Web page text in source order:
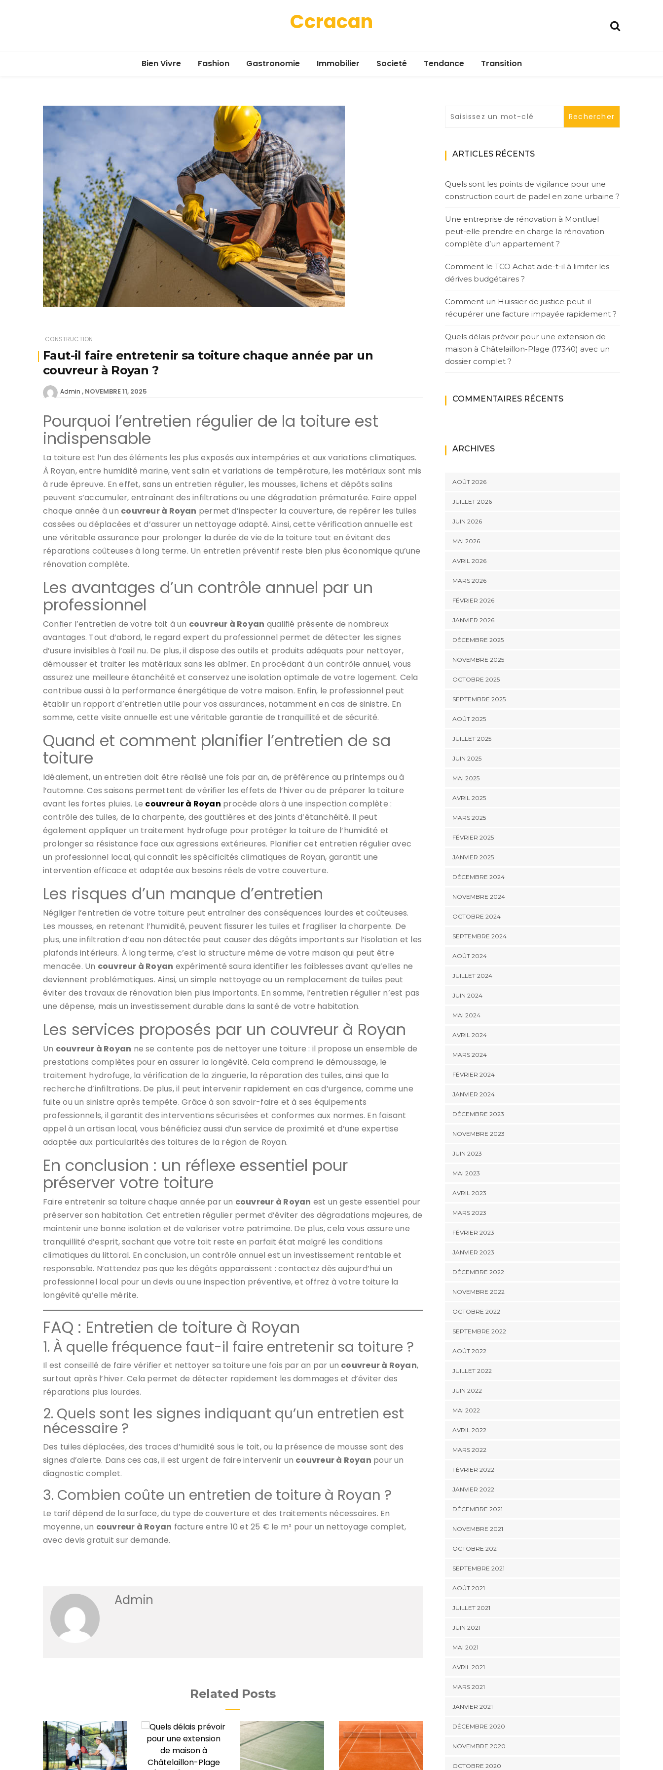
Ccracan
Bien Vivre Fashion Gastronomie Immobilier Societé Tendance Transition
CONSTRUCTION
Faut-il faire entretenir sa toiture chaque année par un
couvreur à Royan ?
Admin NOVEMBRE 11, 2025
Pourquoi l’entretien régulier de la toiture est
indispensable
La toiture est l’un des éléments les plus exposés aux intempéries et aux variations climatiques.
À Royan, entre humidité marine, vent salin et variations de température, les matériaux sont mis
à rude épreuve. En effet, sans un entretien régulier, les mousses, lichens et dépôts salins
peuvent s’accumuler, entraînant des infiltrations ou une dégradation prématurée. Faire appel
chaque année à un couvreur à Royan permet d’inspecter la couverture, de repérer les tuiles
cassées ou déplacées et d’assurer un nettoyage adapté. Ainsi, cette vérification annuelle est
une véritable assurance pour prolonger la durée de vie de la toiture tout en évitant des
réparations coûteuses à long terme. Un entretien préventif reste bien plus économique qu’une
rénovation complète.
Les avantages d’un contrôle annuel par un
professionnel
Confier l’entretien de votre toit à un couvreur à Royan qualifié présente de nombreux
avantages. Tout d’abord, le regard expert du professionnel permet de détecter les signes
d’usure invisibles à l’œil nu. De plus, il dispose des outils et produits adéquats pour nettoyer,
démousser et traiter les matériaux sans les abîmer. En procédant à un contrôle annuel, vous
assurez une meilleure étanchéité et conservez une isolation optimale de votre logement. Cela
contribue aussi à la performance énergétique de votre maison. Enfin, le professionnel peut
établir un rapport d’entretien utile pour vos assurances, notamment en cas de sinistre. En
somme, cette visite annuelle est une véritable garantie de tranquillité et de sécurité.
Quand et comment planifier l’entretien de sa
toiture
Idéalement, un entretien doit être réalisé une fois par an, de préférence au printemps ou à
l’automne. Ces saisons permettent de vérifier les effets de l’hiver ou de préparer la toiture
avant les fortes pluies. Le couvreur à Royan procède alors à une inspection complète :
contrôle des tuiles, de la charpente, des gouttières et des joints d’étanchéité. Il peut
également appliquer un traitement hydrofuge pour protéger la toiture de l’humidité et
prolonger sa résistance face aux agressions extérieures. Planifier cet entretien régulier avec
un professionnel local, qui connaît les spécificités climatiques de Royan, garantit une
intervention efficace et adaptée aux besoins réels de votre couverture.
Les risques d’un manque d’entretien
Négliger l’entretien de votre toiture peut entraîner des conséquences lourdes et coûteuses.
Les mousses, en retenant l’humidité, peuvent fissurer les tuiles et fragiliser la charpente. De
plus, une infiltration d’eau non détectée peut causer des dégâts importants sur l’isolation et les
plafonds intérieurs. À long terme, c’est la structure même de votre maison qui peut être
menacée. Un couvreur à Royan expérimenté saura identifier les faiblesses avant qu’elles ne
deviennent problématiques. Ainsi, un simple nettoyage ou un remplacement de tuiles peut
éviter des travaux de rénovation bien plus importants. En somme, l’entretien régulier n’est pas
une dépense, mais un investissement durable dans la santé de votre habitation.
Les services proposés par un couvreur à Royan
Un couvreur à Royan ne se contente pas de nettoyer une toiture : il propose un ensemble de
prestations complètes pour en assurer la longévité. Cela comprend le démoussage, le
traitement hydrofuge, la vérification de la zinguerie, la réparation des tuiles, ainsi que la
recherche d’infiltrations. De plus, il peut intervenir rapidement en cas d’urgence, comme une
fuite ou un sinistre après tempête. Grâce à son savoir-faire et à ses équipements
professionnels, il garantit des interventions sécurisées et conformes aux normes. En faisant
appel à un artisan local, vous bénéficiez aussi d’un service de proximité et d’une expertise
adaptée aux particularités des toitures de la région de Royan.
En conclusion : un réflexe essentiel pour
préserver votre toiture
Faire entretenir sa toiture chaque année par un couvreur à Royan est un geste essentiel pour
préserver son habitation. Cet entretien régulier permet d’éviter des dégradations majeures, de
maintenir une bonne isolation et de valoriser votre patrimoine. De plus, cela vous assure une
tranquillité d’esprit, sachant que votre toit reste en parfait état malgré les conditions
climatiques du littoral. En conclusion, un contrôle annuel est un investissement rentable et
responsable. N’attendez pas que les dégâts apparaissent : contactez dès aujourd’hui un
professionnel local pour un devis ou une inspection préventive, et offrez à votre toiture la
longévité qu’elle mérite.
FAQ : Entretien de toiture à Royan
1. À quelle fréquence faut-il faire entretenir sa toiture ?
Il est conseillé de faire vérifier et nettoyer sa toiture une fois par an par un couvreur à Royan,
surtout après l’hiver. Cela permet de détecter rapidement les dommages et d’éviter des
réparations plus lourdes.
2. Quels sont les signes indiquant qu’un entretien est
nécessaire ?
Des tuiles déplacées, des traces d’humidité sous le toit, ou la présence de mousse sont des
signes d’alerte. Dans ces cas, il est urgent de faire intervenir un couvreur à Royan pour un
diagnostic complet.
3. Combien coûte un entretien de toiture à Royan ?
Le tarif dépend de la surface, du type de couverture et des traitements nécessaires. En
moyenne, un couvreur à Royan facture entre 10 et 25 € le m² pour un nettoyage complet,
avec devis gratuit sur demande.
Admin
Related Posts
ARTICLES RÉCENTS
Quels sont les points de vigilance pour une
construction court de padel en zone urbaine ?
Une entreprise de rénovation à Montluel
peut-elle prendre en charge la rénovation
complète d’un appartement ?
Comment le TCO Achat aide-t-il à limiter les
dérives budgétaires ?
Comment un Huissier de justice peut-il
récupérer une facture impayée rapidement ?
Quels délais prévoir pour une extension de
maison à Châtelaillon-Plage (17340) avec un
dossier complet ?
COMMENTAIRES RÉCENTS
ARCHIVES
AOÛT 2026
JUILLET 2026
JUIN 2026
MAI 2026
AVRIL 2026
MARS 2026
FÉVRIER 2026
JANVIER 2026
DÉCEMBRE 2025
NOVEMBRE 2025
OCTOBRE 2025
SEPTEMBRE 2025
AOÛT 2025
JUILLET 2025
JUIN 2025
MAI 2025
AVRIL 2025
MARS 2025
FÉVRIER 2025
JANVIER 2025
DÉCEMBRE 2024
NOVEMBRE 2024
OCTOBRE 2024
SEPTEMBRE 2024
AOÛT 2024
JUILLET 2024
JUIN 2024
MAI 2024
AVRIL 2024
MARS 2024
FÉVRIER 2024
JANVIER 2024
DÉCEMBRE 2023
NOVEMBRE 2023
JUIN 2023
MAI 2023
AVRIL 2023
MARS 2023
FÉVRIER 2023
JANVIER 2023
DÉCEMBRE 2022
NOVEMBRE 2022
OCTOBRE 2022
SEPTEMBRE 2022
AOÛT 2022
JUILLET 2022
JUIN 2022
MAI 2022
AVRIL 2022
MARS 2022
FÉVRIER 2022
JANVIER 2022
DÉCEMBRE 2021
NOVEMBRE 2021
OCTOBRE 2021
SEPTEMBRE 2021
AOÛT 2021
JUILLET 2021
JUIN 2021
MAI 2021
AVRIL 2021
MARS 2021
JANVIER 2021
DÉCEMBRE 2020
NOVEMBRE 2020
OCTOBRE 2020